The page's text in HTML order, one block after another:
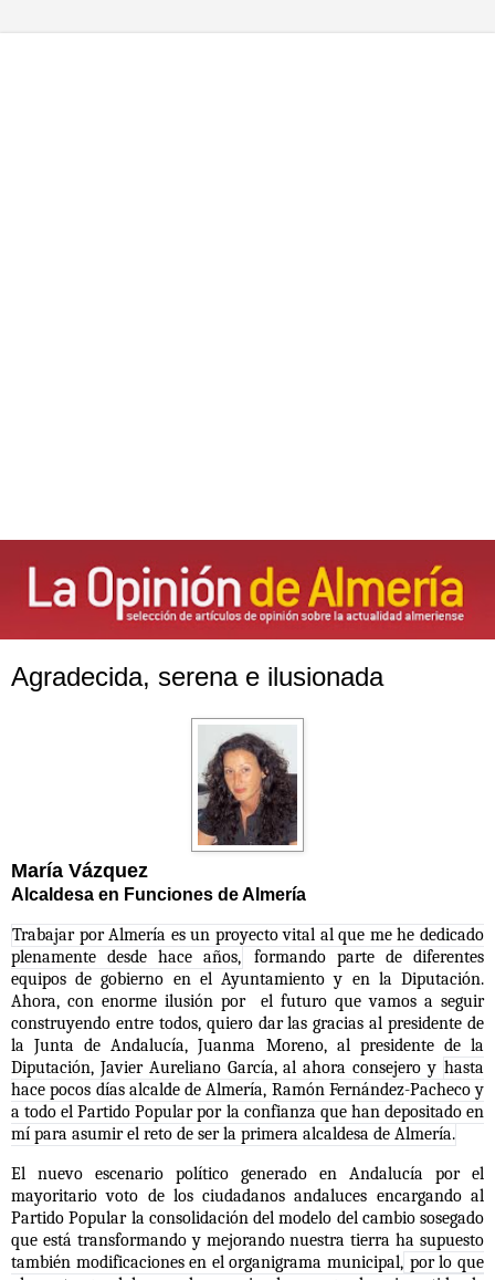
Agradecida, serena e ilusionada
María Vázquez
Alcaldesa en Funciones de Almería
Trabajar por Almería es un proyecto vital al que me he dedicado
plenamente desde hace años, formando parte de diferentes
equipos de gobierno en el Ayuntamiento y en la Diputación.
Ahora, con enorme ilusión por el futuro que vamos a seguir
construyendo entre todos, quiero dar las gracias al presidente de
la Junta de Andalucía, Juanma Moreno, al presidente de la
Diputación, Javier Aureliano García, al ahora consejero y hasta
hace pocos días alcalde de Almería, Ramón Fernández-Pacheco y
a todo el Partido Popular por la confianza que han depositado en
mí para asumir el reto de ser la primera alcaldesa de Almería.
El nuevo escenario político generado en Andalucía por el
mayoritario voto de los ciudadanos andaluces encargando al
Partido Popular la consolidación del modelo del cambio sosegado
que está transformando y mejorando nuestra tierra ha supuesto
también modificaciones en el organigrama municipal, por lo que